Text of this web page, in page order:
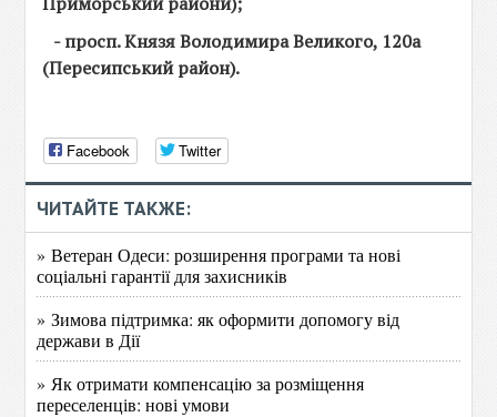
- просп. Князя Володимира Великого, 120а
(Пересипський район).
Facebook Twitter
ЧИТАЙТЕ ТАКЖЕ:
» Ветеран Одеси: розширення програми та нові
соціальні гарантії для захисників
» Зимова підтримка: як оформити допомогу від
держави в Дії
» Як отримати компенсацію за розміщення
переселенців: нові умови